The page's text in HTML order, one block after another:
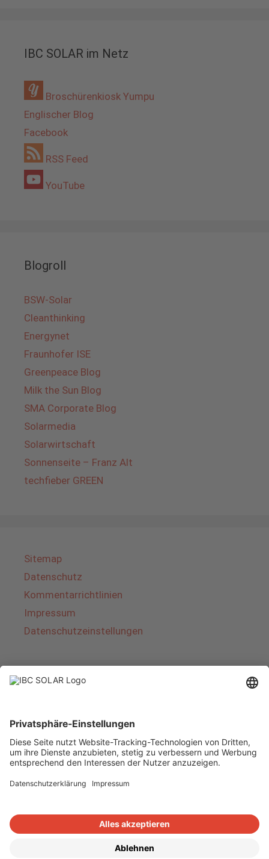
IBC SOLAR im Netz
Broschürenkiosk Yumpu
Englischer Blog
Facebook
RSS Feed
YouTube
Blogroll
BSW-Solar
Cleanthinking
Energynet
Fraunhofer ISE
Greenpeace Blog
Milk the Sun Blog
SMA Corporate Blog
Solarmedia
Solarwirtschaft
Sonnenseite – Franz Alt
techfieber GREEN
Sitemap
Datenschutz
Kommentarrichtlinien
Impressum
Datenschutzeinstellungen
Über IBC SOLAR
von Energielösungen und Dienstleistungen im
Bereich Photovoltaik und Speicher. Das
Unternehmen bietet Komplettsysteme an und
deckt das gesamte Spektrum von der Planung
bis zur schlüsselfertigen Übergabe von
Energielösungen für Eigenheime, Gewerbe und
Industrie sowie Solarparks.